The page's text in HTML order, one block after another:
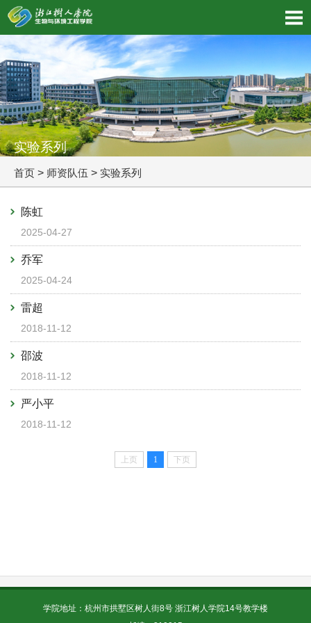
实验系列
首页 > 师资队伍 > 实验系列
陈虹
2025-04-27
乔军
2025-04-24
雷超
2018-11-12
邵波
2018-11-12
严小平
2018-11-12
上页 1 下页
学院地址：杭州市拱墅区树人街8号 浙江树人学院14号教学楼